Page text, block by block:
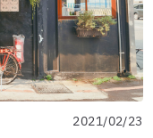
2021/02/23